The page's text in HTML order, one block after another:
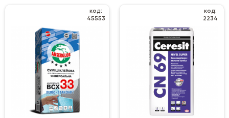
код:
45553
код:
2234